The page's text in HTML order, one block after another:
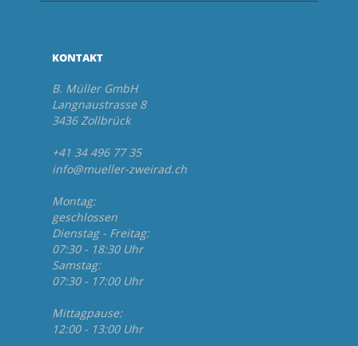
KONTAKT
B. Müller GmbH
Langnaustrasse 8
3436 Zollbrück
+41 34 496 77 35
info@mueller-zweirad.ch
Montag:
geschlossen
Dienstag - Freitag:
07:30 - 18:30 Uhr
Samstag:
07:30 - 17:00 Uhr
Mittagpause:
12:00 - 13:00 Uhr